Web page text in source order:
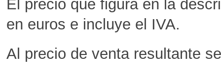
El precio que figura en la
en euros e incluye el IVA.
Al precio de venta resultante